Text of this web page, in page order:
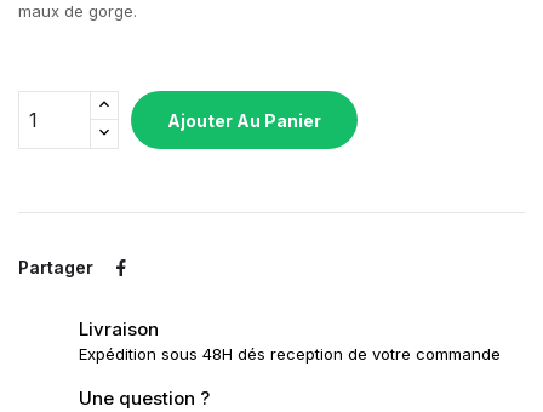
maux de gorge.
Ajouter Au Panier
Partager
Livraison
Expédition sous 48H dés reception de votre commande
Une question ?